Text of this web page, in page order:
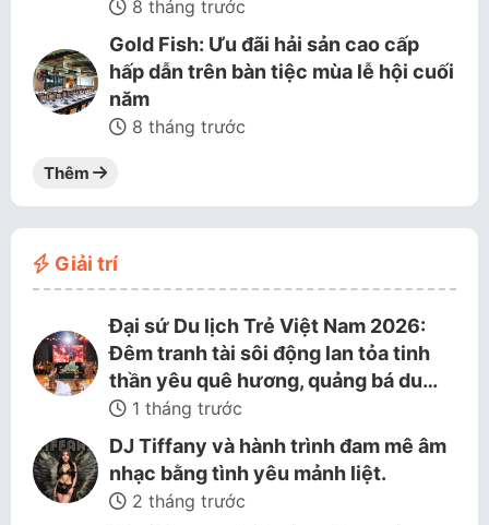
8 tháng trước
Gold Fish: Ưu đãi hải sản cao cấp
hấp dẫn trên bàn tiệc mùa lễ hội cuối
năm
8 tháng trước
Thêm
Giải trí
Đại sứ Du lịch Trẻ Việt Nam 2026:
Đêm tranh tài sôi động lan tỏa tinh
thần yêu quê hương, quảng bá du…
1 tháng trước
DJ Tiffany và hành trình đam mê âm
nhạc bằng tình yêu mảnh liệt.
2 tháng trước